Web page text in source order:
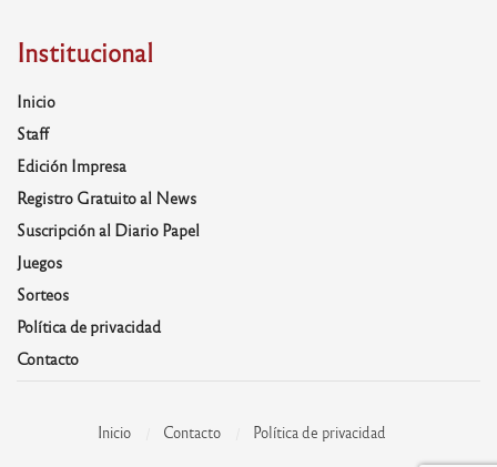
Institucional
Inicio
Staff
Edición Impresa
Registro Gratuito al News
Suscripción al Diario Papel
Juegos
Sorteos
Política de privacidad
Contacto
Inicio Contacto Política de privacidad